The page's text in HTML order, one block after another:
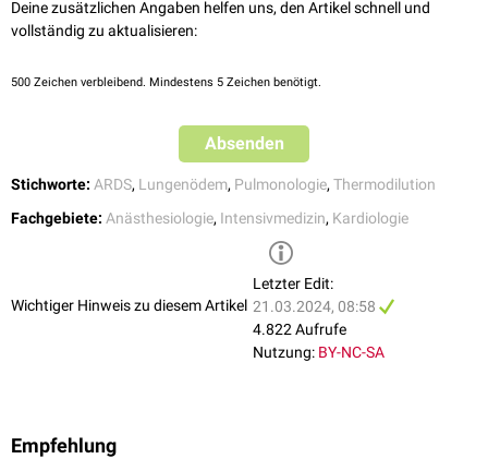
6. PMID: 26546321; PMCID: PMC4636545.
Deine zusätzlichen Angaben helfen uns, den Artikel schnell und
vollständig zu aktualisieren:
500 Zeichen verbleibend. Mindestens 5 Zeichen benötigt.
Absenden
Stichworte: ARDS, Lungenödem, Pulmonologie, Thermodilution
Fachgebiete: Anästhesiologie, Intensivmedizin, Kardiologie
Wichtiger Hinweis zu diesem Artikel
Letzter Edit:
21.03.2024, 08:58
4.822 Aufrufe
Nutzung: BY-NC-SA
Empfehlung